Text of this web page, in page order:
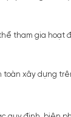
tham gia
xây dựng